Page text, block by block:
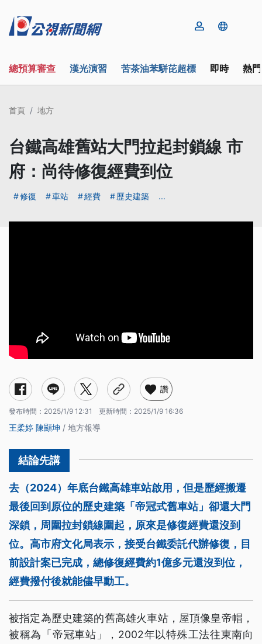
總預算審查 漢光演習 苦茶油苯駢芘超標 即時 熱
首頁 地方
台鐵高雄舊站大門拉起封鎖線 市
府：尚待修復經費到位
修復 車站 經費 歷史建築 ...
讚
發布時間： 2025/1/9 12:31 更新時間： 2025/1/9 16:36
王柔婷 陳顯坤 / 地方報導
去（2024）年底台鐵高雄車站啟用，但是歷經搬遷
最後回到原位的歷史建築「帝冠式舊車站」卻還大門
深鎖，周圍拉封鎖線圍起，原來是修復經費還沒到
位。高市府文化局表示，接受台鐵委託代辦修復，目
前設計案已完成，總修復經費約1億多元還沒到位，
經費撥付後就能儘早動工。
被指定為歷史建築的舊高雄火車站，屋頂像皇帝帽，
被稱為「帝冠車站」，2002年以特殊工法往東南向